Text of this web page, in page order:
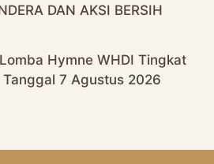
DAN AKSI BERSIH
Hymne WHDI Tingkat
7 Agustus 2026